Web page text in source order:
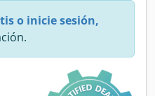
o inicie sesión,